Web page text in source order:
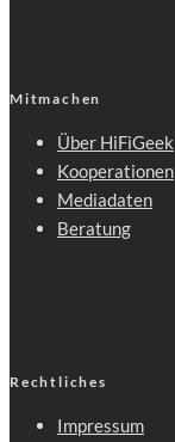
Mitmachen
Über HiFiGeek
Kooperationen
Mediadaten
Beratung
Rechtliches
Impressum